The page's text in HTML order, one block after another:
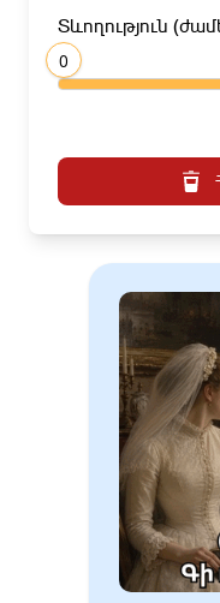
Տևողություն
0